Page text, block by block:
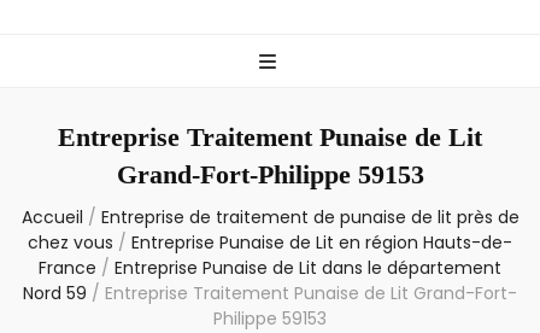
– Info
Entreprise Traitement Punaise de Lit
Grand-Fort-Philippe 59153
Accueil / Entreprise de traitement de punaise de lit près de
chez vous / Entreprise Punaise de Lit en région Hauts-de-
France / Entreprise Punaise de Lit dans le département
Nord 59 / Entreprise Traitement Punaise de Lit Grand-Fort-
Philippe 59153